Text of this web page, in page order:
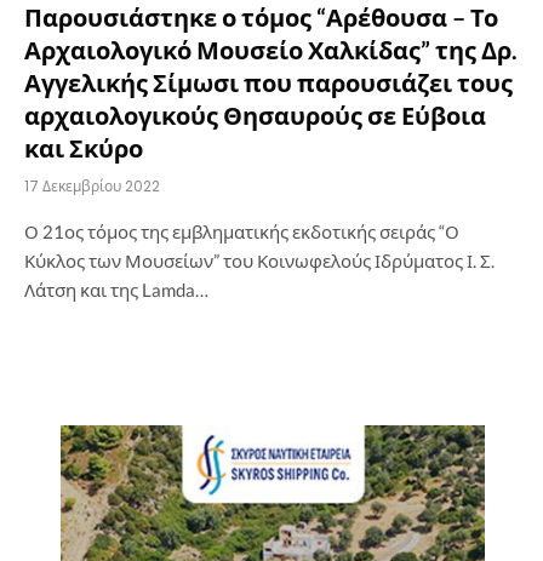
Παρουσιάστηκε ο τόμος “Αρέθουσα – Το
Αρχαιολογικό Μουσείο Χαλκίδας” της Δρ.
Αγγελικής Σίμωσι που παρουσιάζει τους
αρχαιολογικούς Θησαυρούς σε Εύβοια
και Σκύρο
17 Δεκεμβρίου 2022
Ο 21ος τόμος της εμβληματικής εκδοτικής σειράς “Ο
Κύκλος των Μουσείων” του Κοινωφελούς Ιδρύματος Ι. Σ.
Λάτση και της Lamda…